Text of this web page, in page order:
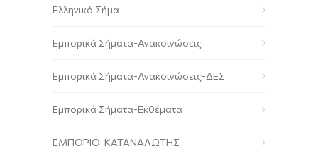
Ελληνικό Σήμα
Εμπορικά Σήματα-Ανακοινώσεις
Εμπορικά Σήματα-Ανακοινώσεις-ΔΕΣ
Εμπορικά Σήματα-Εκθέματα
ΕΜΠΟΡΙΟ-ΚΑΤΑΝΑΛΩΤΗΣ